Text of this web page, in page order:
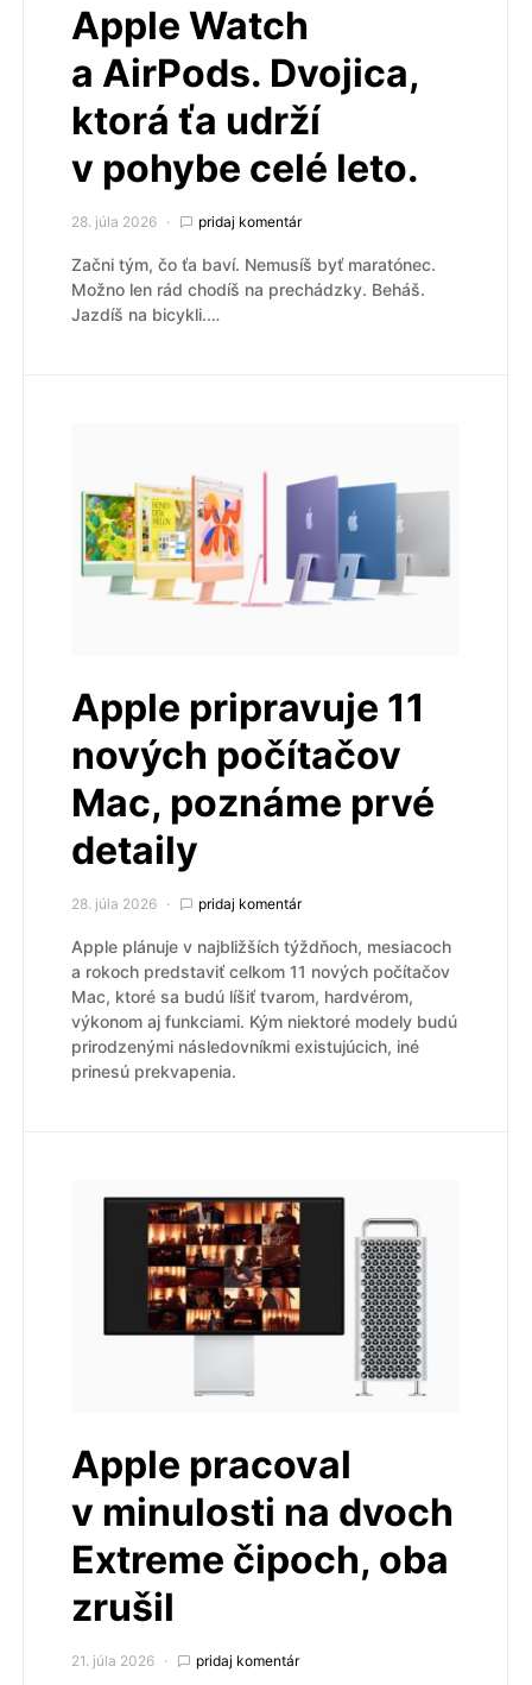
Apple Watch
a AirPods. Dvojica,
ktorá ťa udrží
v pohybe celé leto.
28. júla 2026 pridaj komentár
Začni tým, čo ťa baví. Nemusíš byť maratónec.
Možno len rád chodíš na prechádzky. Beháš.
Jazdíš na bicykli.…
Apple pripravuje 11
nových počítačov
Mac, poznáme prvé
detaily
28. júla 2026 pridaj komentár
Apple plánuje v najbližších týždňoch, mesiacoch
a rokoch predstaviť celkom 11 nových počítačov
Mac, ktoré sa budú líšiť tvarom, hardvérom,
výkonom aj funkciami. Kým niektoré modely budú
prirodzenými následovníkmi existujúcich, iné
prinesú prekvapenia.
Apple pracoval
v minulosti na dvoch
Extreme čipoch, oba
zrušil
21. júla 2026 pridaj komentár